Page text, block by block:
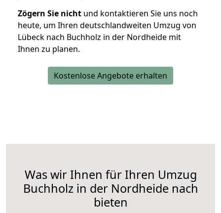
Zögern Sie nicht und kontaktieren Sie uns noch
heute, um Ihren deutschlandweiten Umzug von
Lübeck nach Buchholz in der Nordheide mit
Ihnen zu planen.
Kostenlose Angebote erhalten
Was wir Ihnen für Ihren Umzug
Buchholz in der Nordheide nach
bieten